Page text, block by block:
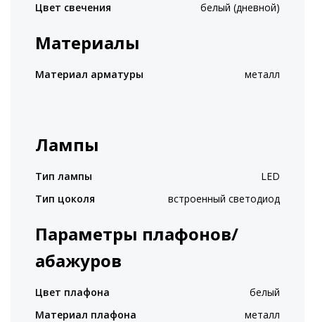
Цвет свечения
белый (дневной)
Материалы
Материал арматуры металл
Лампы
Тип лампы
LED
Тип цоколя
встроенный светодиод
Параметры плафонов/
абажуров
Цвет плафона
белый
Материал плафона
металл